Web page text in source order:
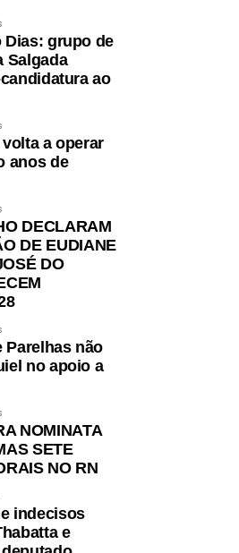
grupo de
Salgada
ao
a operar
anos de
DECLARAM
DE EUDIANE
DO
Parelhas não
no apoio a
NOMINATA
SETE
NO RN
indecisos
e